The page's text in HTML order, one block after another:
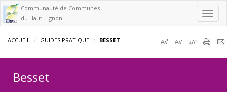
Communauté de Communes
du Haut-Lignon
ACCUEIL GUIDES PRATIQUE BESSET
Besset